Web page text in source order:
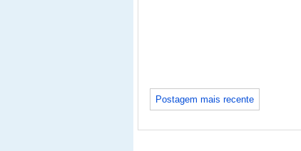
Postagem mais recente